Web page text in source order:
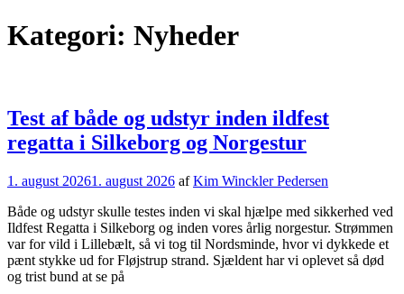
Kategori: Nyheder
Test af både og udstyr inden ildfest
regatta i Silkeborg og Norgestur
1. august 20261. august 2026 afKim Winckler Pedersen
Både og udstyr skulle testes inden vi skal hjælpe med sikkerhed ved
Ildfest Regatta i Silkeborg og inden vores årlig norgestur. Strømmen
var for vild i Lillebælt, så vi tog til Nordsminde, hvor vi dykkede et
pænt stykke ud for Fløjstrup strand. Sjældent har vi oplevet så død
og trist bund at se på